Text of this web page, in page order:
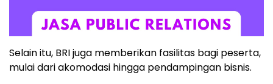
Selain itu, BRI juga memberikan fasilitas bagi peserta,
mulai dari akomodasi hingga pendampingan bisnis.